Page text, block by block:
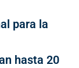
para la
hasta 20